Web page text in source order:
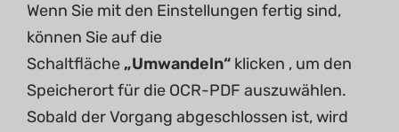
Wenn Sie mit den Einstellungen fertig sind,
können Sie auf die
Schaltfläche „Umwandeln“ klicken , um den
Speicherort für die OCR-PDF auszuwählen.
Sobald der Vorgang abgeschlossen ist, wird